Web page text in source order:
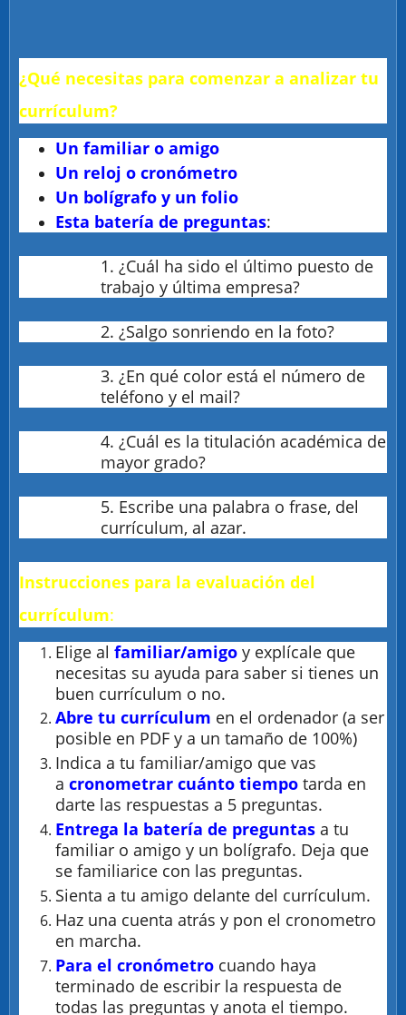
¿Qué necesitas para comenzar a analizar tu
currículum?
Un familiar o amigo
Un reloj o cronómetro
Un bolígrafo y un folio
Esta batería de preguntas:
1. ¿Cuál ha sido el último puesto de
trabajo y última empresa?
2. ¿Salgo sonriendo en la foto?
3. ¿En qué color está el número de
teléfono y el mail?
4. ¿Cuál es la titulación académica de
mayor grado?
5. Escribe una palabra o frase, del
currículum, al azar.
Instrucciones para la evaluación del
currículum:
Elige al familiar/amigo y explícale que
necesitas su ayuda para saber si tienes un
buen currículum o no.
Abre tu currículum en el ordenador (a ser
posible en PDF y a un tamaño de 100%)
Indica a tu familiar/amigo que vas
a cronometrar cuánto tiempo tarda en
darte las respuestas a 5 preguntas.
Entrega la batería de preguntas a tu
familiar o amigo y un bolígrafo. Deja que
se familiarice con las preguntas.
Sienta a tu amigo delante del currículum.
Haz una cuenta atrás y pon el cronometro
en marcha.
Para el cronómetro cuando haya
terminado de escribir la respuesta de
todas las preguntas y anota el tiempo.